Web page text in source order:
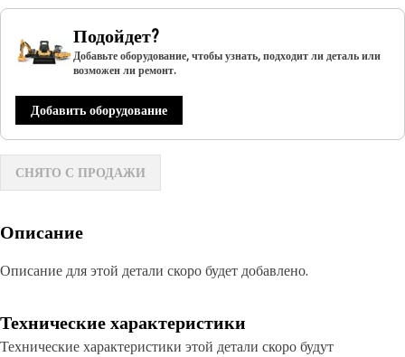
Подойдет?
Добавьте оборудование, чтобы узнать, подходит ли деталь или
возможен ли ремонт.
Добавить оборудование
СНЯТО С ПРОДАЖИ
Описание
Описание для этой детали скоро будет добавлено.
Технические характеристики
Технические характеристики этой детали скоро будут